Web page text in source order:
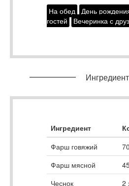
На обед День
гостей
Вечеринка с
Ингредиент
Фарш говяжий
Фарш мясной
Чеснок
2